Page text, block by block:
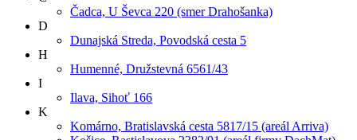
Čadca, U Ševca 220 (smer Drahošanka)
D
Dunajská Streda, Povodská cesta 5
H
Humenné, Družstevná 6561/43
I
Ilava, Sihoť 166
K
Komárno, Bratislavská cesta 5817/15 (areál Arriva)